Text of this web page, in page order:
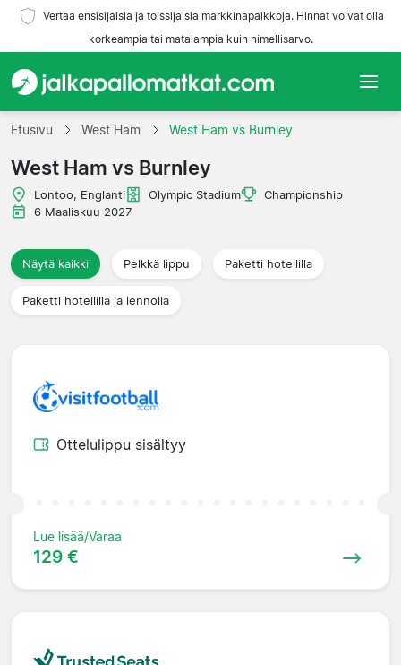
Vertaa ensisijaisia ja toissijaisia markkinapaikkoja. Hinnat voivat olla
korkeampia tai matalampia kuin nimellisarvo.
Etusivu
Joukkueet
Liigat
Matkatoimistoja
Etusivu West Ham West Ham vs Burnley
West Ham vs Burnley
Lontoo, Englanti Olympic Stadium
Championship
6 Maaliskuu 2027
Näytä kaikki Pelkkä lippu Paketti hotellilla
Paketti hotellilla ja lennolla
Ottelulippu sisältyy
Lue lisää/Varaa
129 €